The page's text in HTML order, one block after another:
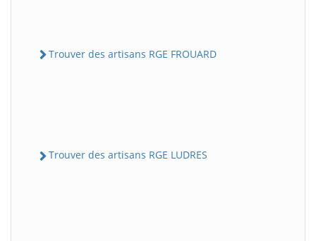
Trouver des artisans RGE FROUARD
Trouver des artisans RGE LUDRES